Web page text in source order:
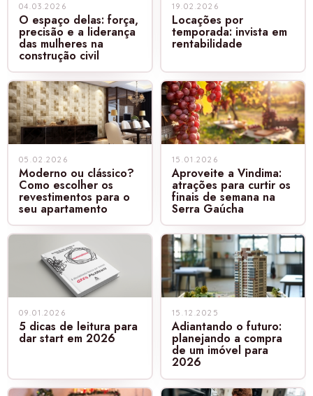
04.03.2026
O espaço delas: força,
precisão e a liderança
das mulheres na
construção civil
19.02.2026
Locações por
temporada: invista em
rentabilidade
05.02.2026
Moderno ou clássico?
Como escolher os
revestimentos para o
seu apartamento
15.01.2026
Aproveite a Vindima:
atrações para curtir os
finais de semana na
Serra Gaúcha
09.01.2026
5 dicas de leitura para
dar start em 2026
15.12.2025
Adiantando o futuro:
planejando a compra
de um imóvel para
2026